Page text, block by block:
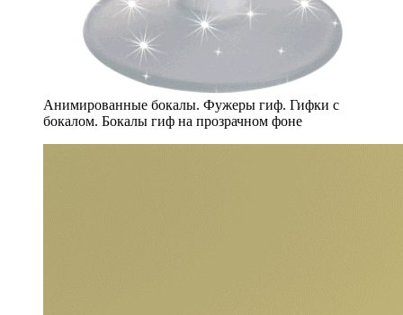
Анимированные бокалы. Фужеры гиф. Гифки с
бокалом. Бокалы гиф на прозрачном фоне